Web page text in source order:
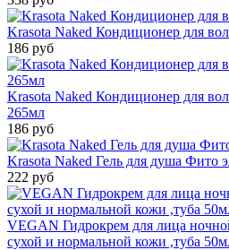
Krasota Naked Кондиционер для
186 руб
Krasota Naked Кондиционер для
265мл
186 руб
Krasota Naked Гель для душа Фито
222 руб
VEGAN Гидрокрем для лица
сухой и нормальной кожи ,туба